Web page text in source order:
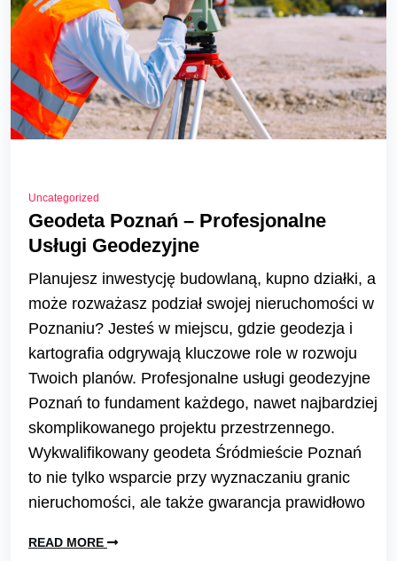
Uncategorized
Geodeta Poznań – Profesjonalne
Usługi Geodezyjne
Planujesz inwestycję budowlaną, kupno działki, a
może rozważasz podział swojej nieruchomości w
Poznaniu? Jesteś w miejscu, gdzie geodezja i
kartografia odgrywają kluczowe role w rozwoju
Twoich planów. Profesjonalne usługi geodezyjne
Poznań to fundament każdego, nawet najbardziej
skomplikowanego projektu przestrzennego.
Wykwalifikowany geodeta Śródmieście Poznań
to nie tylko wsparcie przy wyznaczaniu granic
nieruchomości, ale także gwarancja prawidłowo
READ MORE